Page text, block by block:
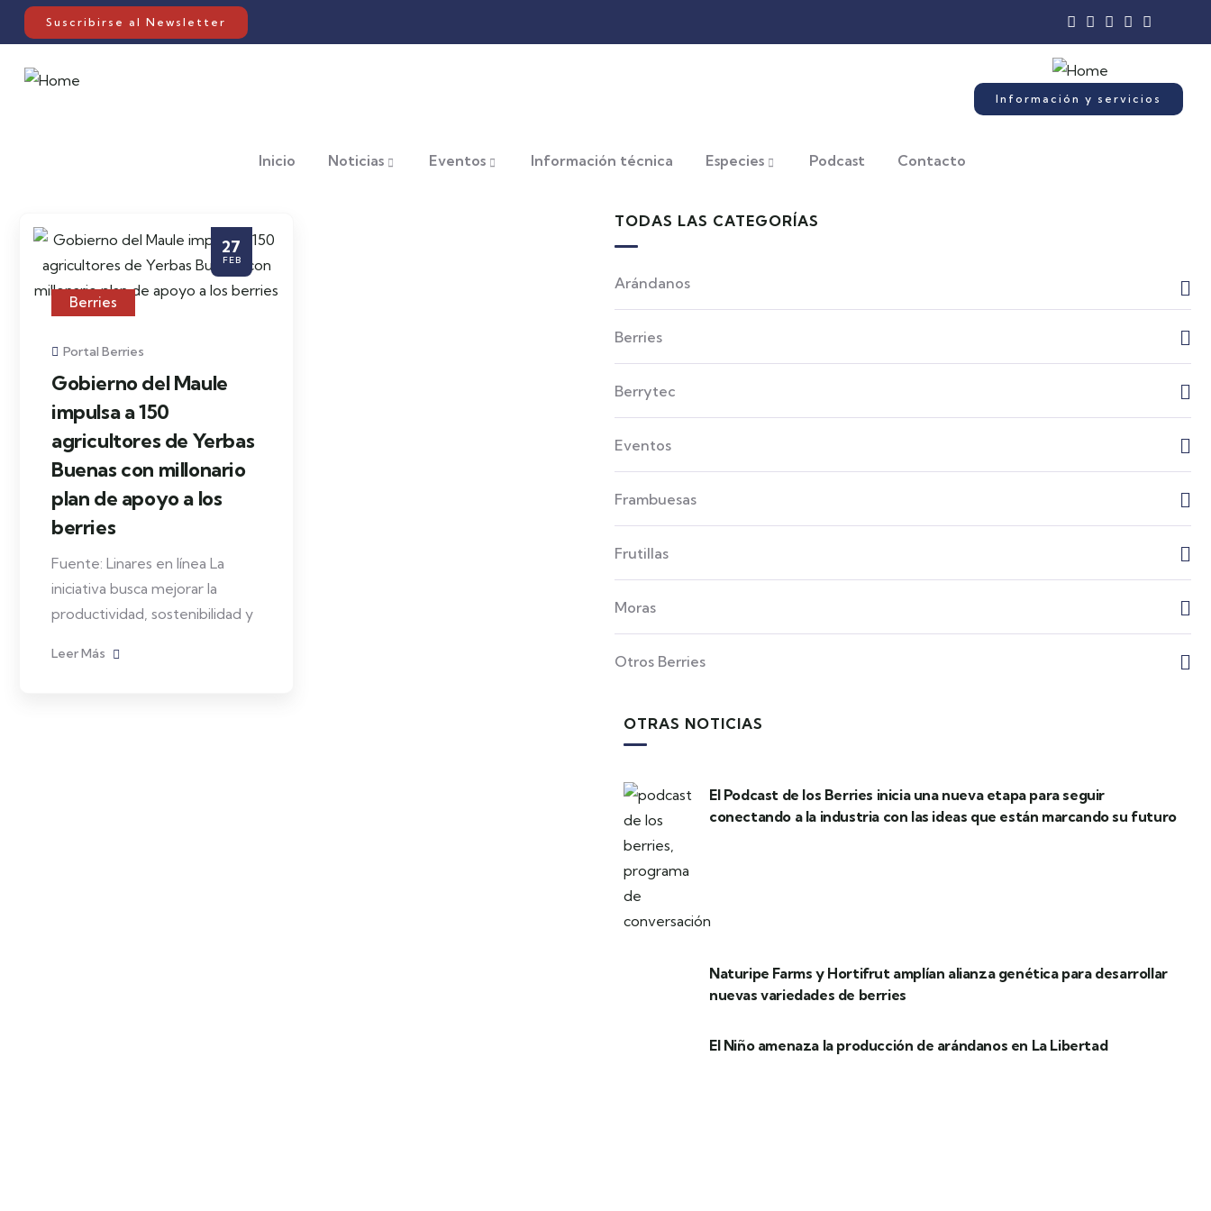
Suscribirse al Newsletter
Información y servicios
Inicio Noticias Eventos Información técnica Especies Podcast Contacto
27
FEB
Berries
Portal Berries
Gobierno del Maule
impulsa a 150
agricultores de Yerbas
Buenas con millonario
plan de apoyo a los
berries
Fuente: Linares en línea La
iniciativa busca mejorar la
productividad, sostenibilidad y
Leer Más
TODAS LAS CATEGORÍAS
Arándanos
Berries
Berrytec
Eventos
Frambuesas
Frutillas
Moras
Otros Berries
OTRAS NOTICIAS
El Podcast de los Berries inicia una nueva etapa para seguir
conectando a la industria con las ideas que están marcando su futuro
Naturipe Farms y Hortifrut amplían alianza genética para desarrollar
nuevas variedades de berries
El Niño amenaza la producción de arándanos en La Libertad